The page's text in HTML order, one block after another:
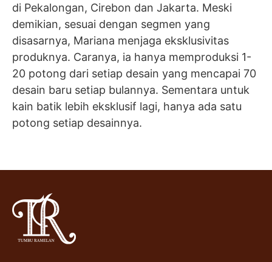
di Pekalongan, Cirebon dan Jakarta. Meski
demikian, sesuai dengan segmen yang
disasarnya, Mariana menjaga eksklusivitas
produknya. Caranya, ia hanya memproduksi 1-
20 potong dari setiap desain yang mencapai 70
desain baru setiap bulannya. Sementara untuk
kain batik lebih eksklusif lagi, hanya ada satu
potong setiap desainnya.